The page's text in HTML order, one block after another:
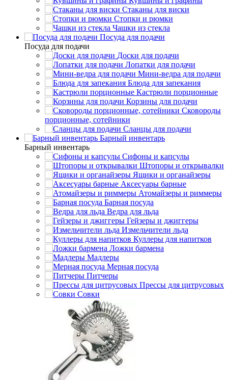
Стаканы для виски
Стопки и рюмки
Чашки из стекла
Посуда для подачи
Посуда для подачи
Доски для подачи
Лопатки для подачи
Мини-ведра для подачи
Блюда для запекания
Кастрюли порционные
Корзины для подачи
Сковороды
порционные, сотейники
Сланцы для подачи
Барный инвентарь
Барный инвентарь
Сифоны и капсулы
Штопоры и открывалки
Ящики и органайзеры
Аксесуары барные
Атомайзеры и риммеры
Барная посуда
Ведра для льда
Гейзеры и джиггеры
Измельчители льда
Куллеры для напитков
Ложки бармена
Мадлеры
Мерная посуда
Питчеры
Прессы для цитрусовых
Совки